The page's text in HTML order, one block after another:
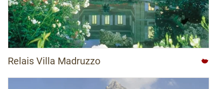
Relais Villa Madruzzo